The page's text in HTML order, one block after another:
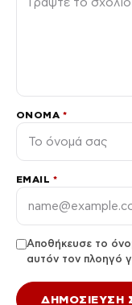
ΌΝΟΜΑ *
EMAIL *
Αποθήκευσε το
αυτόν τον πλοηγό